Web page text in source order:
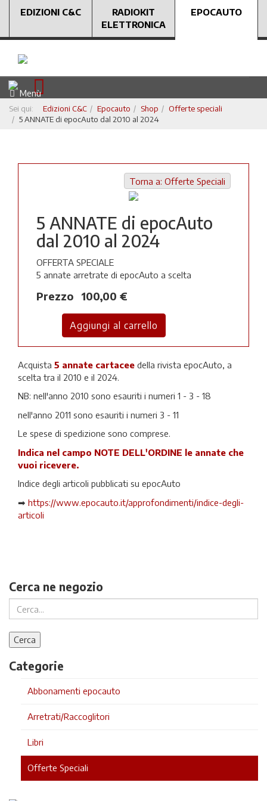
EDIZIONI C&C
RADIOKIT
ELETTRONICA
EPOCAUTO
Menù
Sei qui: Edizioni C&C Epocauto Shop
Offerte speciali
5 ANNATE di epocAuto dal 2010 al 2024
Torna a: Offerte Speciali
5 ANNATE di epocAuto
dal 2010 al 2024
OFFERTA SPECIALE
5 annate arretrate di epocAuto a scelta
Prezzo 100,00 €
Acquista 5 annate cartacee della rivista epocAuto, a
scelta tra il 2010 e il 2024.
NB: nell'anno 2010 sono esauriti i numeri 1 - 3 - 18
nell'anno 2011 sono esauriti i numeri 3 - 11
Le spese di spedizione sono comprese.
Indica nel campo NOTE DELL'ORDINE le annate che
vuoi ricevere.
Indice degli articoli pubblicati su epocAuto
➡ https://www.epocauto.it/approfondimenti/indice-degli-
articoli
Cerca ne negozio
Categorie
Abbonamenti epocauto
Arretrati/Raccoglitori
Libri
Offerte Speciali